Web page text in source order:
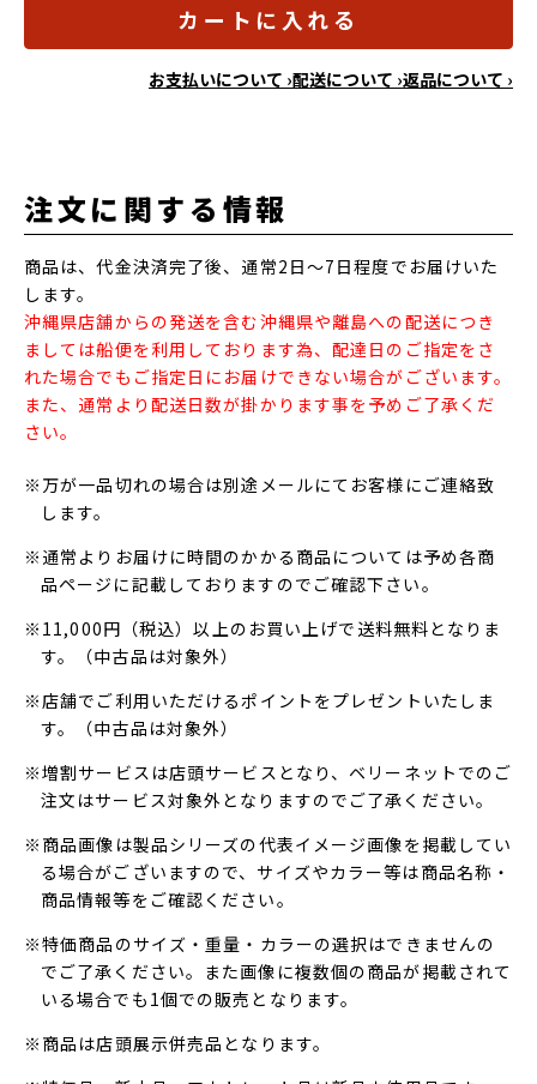
カートに入れる
お支払いについて ›配送について ›返品について ›
注文に関する情報
商品は、代金決済完了後、通常2日～7日程度でお届けいた
します。
沖縄県店舗からの発送を含む沖縄県や離島への配送につき
ましては船便を利用しております為、配達日のご指定をさ
れた場合でもご指定日にお届けできない場合がございます。
また、通常より配送日数が掛かります事を予めご了承くだ
さい。
※万が一品切れの場合は別途メールにてお客様にご連絡致
します。
※通常よりお届けに時間のかかる商品については予め各商
品ページに記載しておりますのでご確認下さい。
※11,000円（税込）以上のお買い上げで送料無料となりま
す。（中古品は対象外）
※店舗でご利用いただけるポイントをプレゼントいたしま
す。（中古品は対象外）
※増割サービスは店頭サービスとなり、ベリーネットでのご
注文はサービス対象外となりますのでご了承ください。
※商品画像は製品シリーズの代表イメージ画像を掲載してい
る場合がございますので、サイズやカラー等は商品名称・
商品情報等をご確認ください。
※特価商品のサイズ・重量・カラーの選択はできませんの
でご了承ください。また画像に複数個の商品が掲載されて
いる場合でも1個での販売となります。
※商品は店頭展示併売品となります。